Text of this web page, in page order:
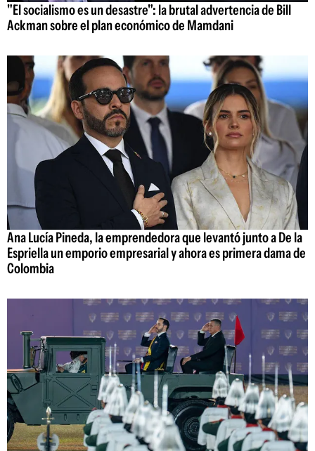
"El socialismo es un desastre": la brutal advertencia de Bill
Ackman sobre el plan económico de Mamdani
Ana Lucía Pineda, la emprendedora que levantó junto a De la
Espriella un emporio empresarial y ahora es primera dama de
Colombia